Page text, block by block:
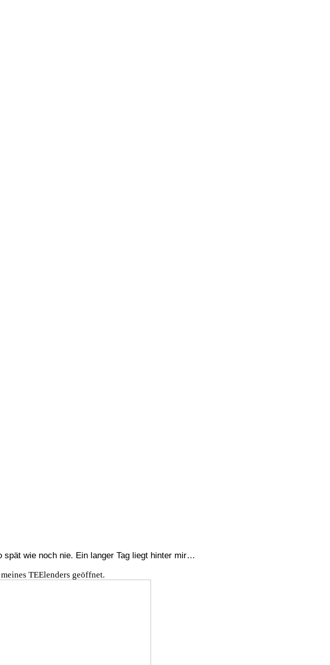
wie noch nie. Ein langer Tag liegt hinter mir…
TEElenders geöffnet.